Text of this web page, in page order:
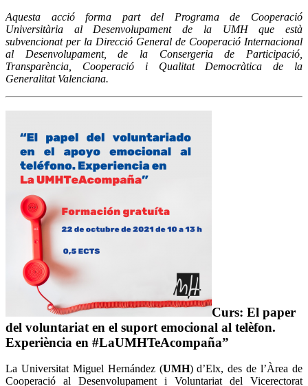
Aquesta acció forma part del Programa de Cooperació
Universitària al Desenvolupament de la UMH que està
subvencionat per la Direcció General de Cooperació Internacional
al Desenvolupament, de la Consergeria de Participació,
Transparència, Cooperació i Qualitat Democràtica de la
Generalitat Valenciana.
Curs: El paper
del voluntariat en el suport emocional al telèfon.
Experiència en #LaUMHTeAcompaña”
La Universitat Miguel Hernández (UMH) d’Elx, des de l’Àrea de
Cooperació al Desenvolupament i Voluntariat del Vicerectorat